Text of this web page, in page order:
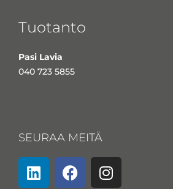
Tuotanto
Pasi Lavia
040 723 5855
SEURAA MEITÄ
L
i
F
a
I
n